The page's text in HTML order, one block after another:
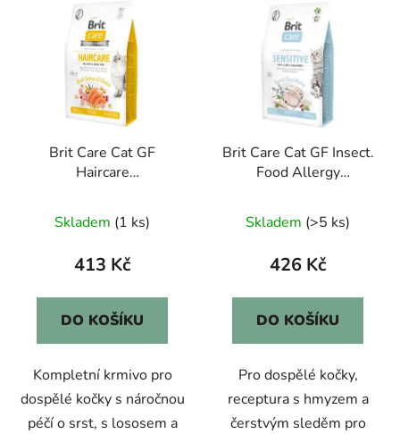
Brit Care Cat GF
Haircare
Skladem (1 ks)
413 Kč
DO KOŠÍKU
Kompletní krmivo pro
dospělé kočky s náročnou
péčí o srst, s lososem a
Brit Care Cat GF Insect.
Food Allergy
Skladem (>5 ks)
426 Kč
DO KOŠÍKU
Pro dospělé kočky,
receptura s hmyzem a
čerstvým sleděm pro